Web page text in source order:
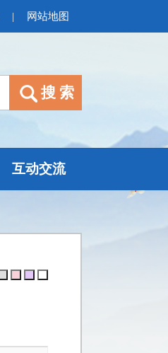
| 网站地图
互动交流